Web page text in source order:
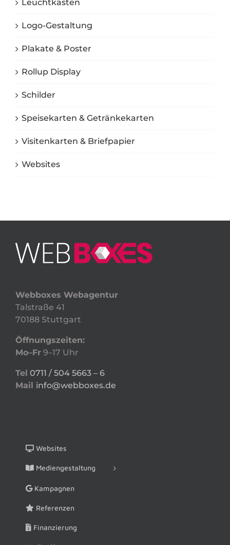
Leuchtkasten
Logo-Gestaltung
Plakate & Poster
Rollup Display
Schilder
Speisekarten & Getränkekarten
Visitenkarten & Briefpapier
Websites
Webboxes Webagentur
Talstraße 41
70188 Stuttgart
Öffnungszeiten:
Mo–Fr 9–17 Uhr
Tel 0711 / 504 5663 – 6
Mail info@webboxes.de
Websites
Mediengestaltung
Kampagnen
Referenzen
Finanzierung